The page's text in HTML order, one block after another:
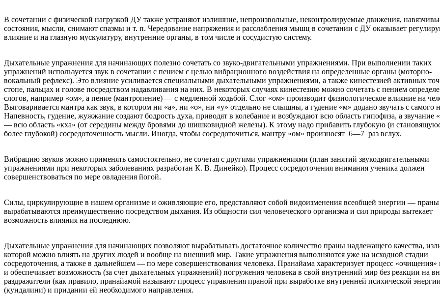
В сочетании с физической нагрузкой ДУ также устраняют излишние, непроизвольные, неконтролируемые движения,
состояния, мысли, снимают спазмы и т. п. Чередование напряжения и расслабления мышц в сочетании с ДУ оказывает
влияние и на глазную мускулатуру, внутренние органы, в том числе и сосудистую систему.
Дыхательные упражнения для начинающих полезно сочетать со звуко-двигательными упражнениями. При выполнении таких
упражнений используется звук в сочетании с пением с целью вибрационного воздействия на определенные органы (моторно-
вокальный рефлекс). Это влияние усиливается специальными дыхательными упражнениями, а также кинестезией активных
стопе, пальцах и голове посредством надавливания на них. В некоторых случаях кинестезию можно сочетать с пением
слогов, например «ом», а пение (мантропение) — с медленной ходьбой. Слог «ом» производит физиологическое влияние на
Выговаривается мантра как звук, в котором ни «а», ни «о», ни «у» отдельно не слышны, а гудение «м» додано звучать с самого
Напевность, гудение, жужжание создают бодрость духа, приводят в колебание и возбуждают всю область гипофиза, а звучание
— всю область «кха» (от середины между бровями до шишковидной железы). К этому надо прибавить глубокую (и
более глубокой) сосредоточенность мысли. Иногда, чтобы сосредоточиться, мантру «ом» произносят 6—7 раз вслух.
Вибрацию звуков можно применять самостоятельно, не сочетая с другими упражнениями (план занятий звукодвигательными
упражнениями при некоторых заболеваниях разработан К. В. Динейко). Процесс сосредоточения внимания ученика должен
совершенствоваться по мере овладения йогой.
Силы, циркулирующие в нашем организме и оживляющие его, представляют собой видоизменения всеобщей энергии —
вырабатываются преимущественно посредством дыхания. Из общности сил человеческого организма и сил природы вытекает
возможность влияния на последнюю.
Дыхательные упражнения для начинающих позволяют вырабатывать достаточное количество праны надлежащего качества,
которой можно влиять на других людей и вообще на внешний мир. Такие упражнения выполняются уже на исходной стадии
сосредоточения, а также в дальнейшем — по мере совершенствования человека. Пранайама характеризует процесс «очищения»
и обеспечивает возможность (за счет дыхательных упражнений) погружения человека в свой внутренний мир без реакции на
раздражители (как правило, пранайамой называют процесс управления праной при выработке внутренней психической энергии
(кундалини) и придании ей необходимого направления.